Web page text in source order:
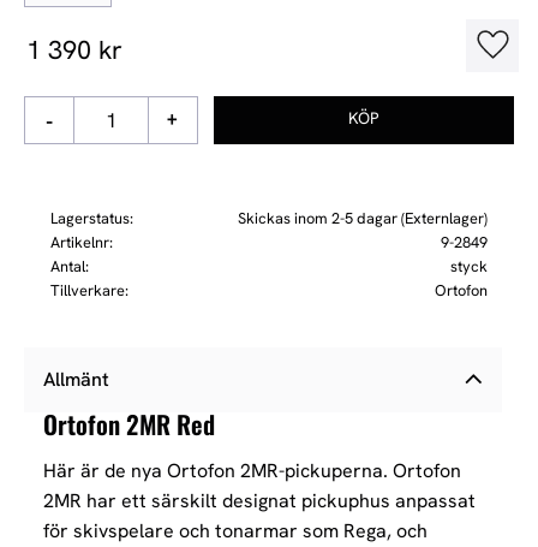
1 390 kr
+
-
Lagerstatus
Skickas inom 2-5 dagar (Externlager)
Artikelnr
9-2849
Antal
styck
Tillverkare
Ortofon
Allmänt
Ortofon 2MR Red
Här är de nya Ortofon 2MR-pickuperna. Ortofon
2MR har ett särskilt designat pickuphus anpassat
för skivspelare och tonarmar som Rega,och